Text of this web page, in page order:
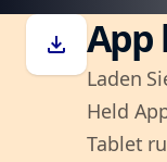
download App
Laden
Held
Tablet